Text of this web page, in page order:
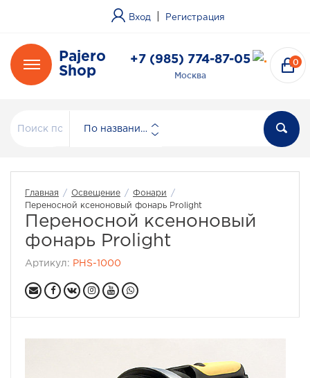
Вход Регистрация
Pajero
Shop
+7 (985) 774-87-05
Москва
0
По названию
Главная / Освещение / Фонари
/
Переносной ксеноновый фонарь Prolight
Переносной ксеноновый
фонарь Prolight
Артикул: PHS-1000